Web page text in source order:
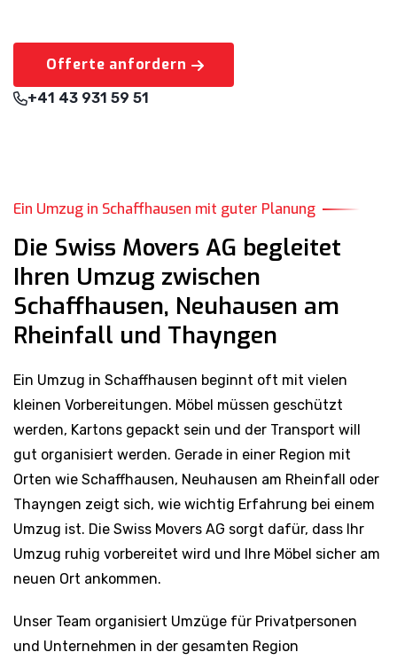
Offerte anfordern
+41 43 931 59 51
Ein Umzug in Schaffhausen mit guter Planung
Die Swiss Movers AG begleitet
Ihren Umzug zwischen
Schaffhausen, Neuhausen am
Rheinfall und Thayngen
Ein Umzug in Schaffhausen beginnt oft mit vielen
kleinen Vorbereitungen. Möbel müssen geschützt
werden, Kartons gepackt sein und der Transport will
gut organisiert werden. Gerade in einer Region mit
Orten wie Schaffhausen, Neuhausen am Rheinfall oder
Thayngen zeigt sich, wie wichtig Erfahrung bei einem
Umzug ist. Die Swiss Movers AG sorgt dafür, dass Ihr
Umzug ruhig vorbereitet wird und Ihre Möbel sicher am
neuen Ort ankommen.
Unser Team organisiert Umzüge für Privatpersonen
und Unternehmen in der gesamten Region